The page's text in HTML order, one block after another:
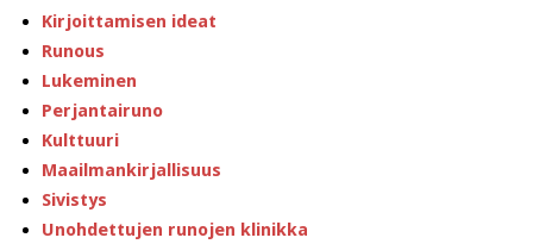
Kirjoittamisen ideat
Runous
Lukeminen
Perjantairuno
Kulttuuri
Maailmankirjallisuus
Sivistys
Unohdettujen runojen klinikka